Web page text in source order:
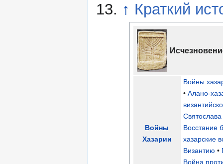
↑ Краткий
Войны
Хазарии
Войны
•Алано-
Святослава
Восстание
хазарские
Византию •
Война